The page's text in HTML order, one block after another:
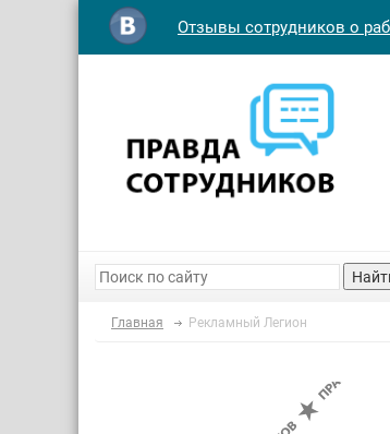
Отзывы сотрудников о
Главная Рекламный Легион